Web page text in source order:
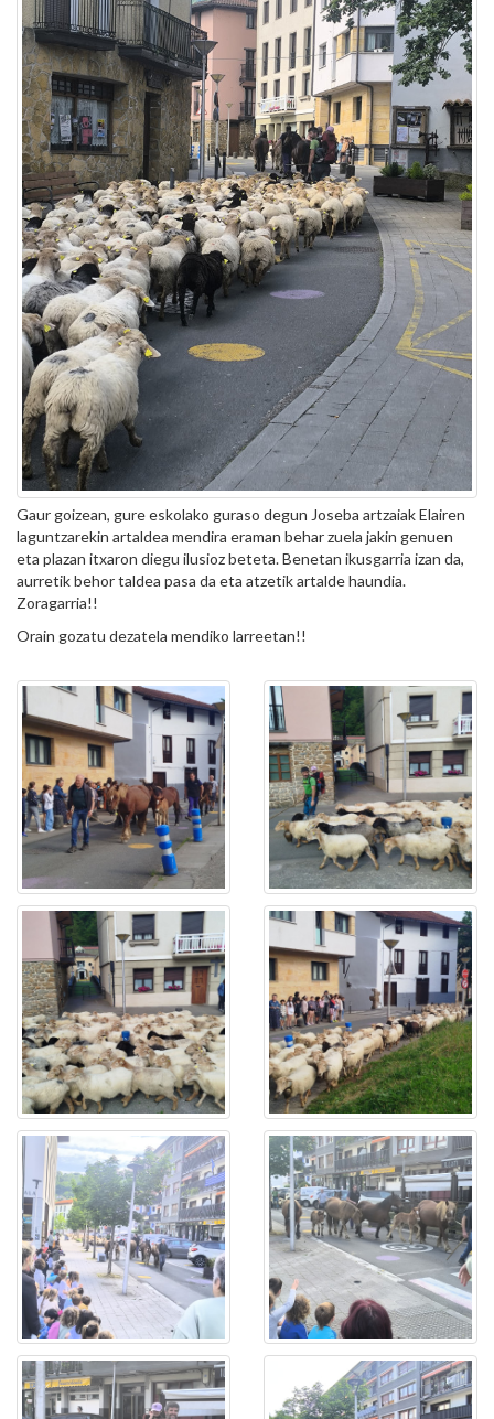
Gaur goizean, gure eskolako guraso degun Joseba artzaiak Elairen
laguntzarekin artaldea mendira eraman behar zuela jakin genuen
eta plazan itxaron diegu ilusioz beteta. Benetan ikusgarria izan da,
aurretik behor taldea pasa da eta atzetik artalde haundia.
Zoragarria!!
Orain gozatu dezatela mendiko larreetan!!